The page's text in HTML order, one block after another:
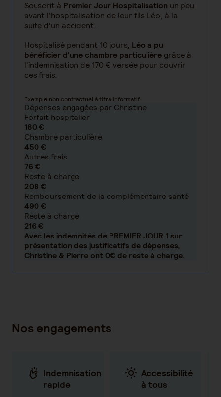
Souscrit à Premier Jour Hospitalisation un peu
avant l'hospitalisation de leur fils Léo, à la
suite d'un accident.
Hospitalisé pendant 10 jours, Léo a pu
bénéficier d'une chambre particulière grâce à
l'indemnisation de 170 € versée pour couvrir
ces frais.
Exemple non contractuel à titre informatif
Dépenses engagées par Christine
Forfait hospitalier
180 €
Chambre particulière
450 €
Autres frais
76 €
Reste à charge
208 €
Remboursement de la complémentaire santé
490 €
Reste à charge
216 €
Avec les indemnités de PREMIER JOUR 1 sur
présentation des justificatifs de dépenses,
Christine & Pierre ont 0€ de reste à charge.
Nos engagements
Indemnisation
rapide
Accessibilité
à tous